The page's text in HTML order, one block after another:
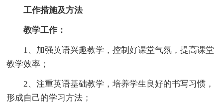
工作措施及方法
教学工作：
1、加强英语兴趣教学，控制好课堂气氛，提高课堂
教学效率；
2、注重英语基础教学，培养学生良好的书写习惯，
形成自己的学习方法；